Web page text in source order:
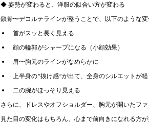
◆ 姿勢が変わると、洋服の似合い方が変わる
鎖骨〜デコルテラインが整うことで、以下のような変
首がスッと長く見える
顔の輪郭がシャープになる（小顔効果）
肩〜胸元のラインがなめらかに
上半身の“抜け感”が出て、全身のシルエットが
二の腕がほっそり見える
さらに、ドレスやオフショルダー、胸元が開いたフ
見た目の変化はもちろん、心まで前向きになれる方が